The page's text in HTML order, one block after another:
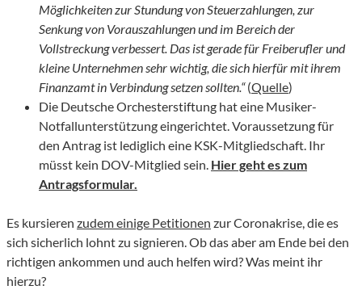
Möglichkeiten zur Stundung von Steuerzahlungen, zur
Senkung von Vorauszahlungen und im Bereich der
Vollstreckung verbessert. Das ist gerade für Freiberufler und
kleine Unternehmen sehr wichtig, die sich hierfür mit ihrem
Finanzamt in Verbindung setzen sollten.“(Quelle)
Die Deutsche Orchesterstiftung hat eine Musiker-
Notfallunterstützung eingerichtet. Voraussetzung für
den Antrag ist lediglich eine KSK-Mitgliedschaft. Ihr
müsst kein DOV-Mitglied sein. Hier geht es zum
Antragsformular.
Es kursieren zudem einige Petitionen zur Coronakrise, die es
sich sicherlich lohnt zu signieren. Ob das aber am Ende bei den
richtigen ankommen und auch helfen wird? Was meint ihr
hierzu?